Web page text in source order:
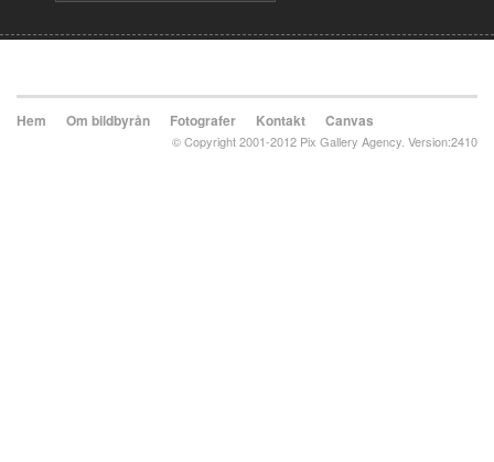
Hem Om bildbyrån Fotografer Kontakt Canvas
© Copyright 2001-2012 Pix Gallery Agency. Version:2410